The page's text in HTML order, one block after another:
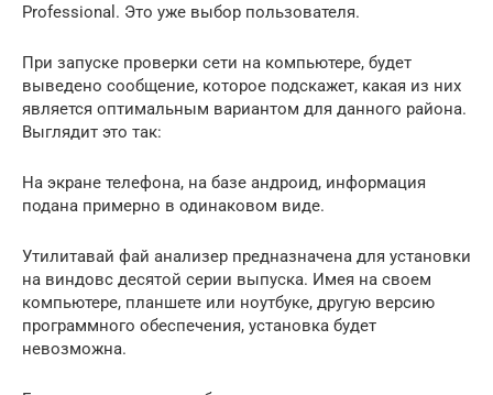
Professional. Это уже выбор пользователя.
При запуске проверки сети на компьютере, будет
выведено сообщение, которое подскажет, какая из них
является оптимальным вариантом для данного района.
Выглядит это так:
На экране телефона, на базе андроид, информация
подана примерно в одинаковом виде.
Утилитавай фай анализер предназначена для установки
на виндовс десятой серии выпуска. Имея на своем
компьютере, планшете или ноутбуке, другую версию
программного обеспечения, установка будет
невозможна.